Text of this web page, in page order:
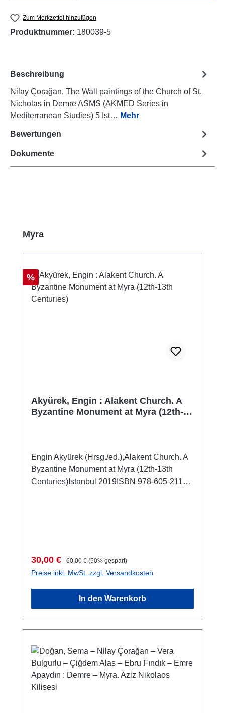
Zum Merkzettel hinzufügen
Produktnummer: 180039-5
Beschreibung
Nilay Çorağan, The Wall paintings of the Church of St.
Nicholas in Demre ASMS (AKMED Series in
Mediterranean Studies) 5 Ist… Mehr
Bewertungen
Dokumente
Produktgalerie überspringen
Myra
Rabatt
%
Akyürek, Engin : Alakent Church. A
Byzantine Monument at Myra (12th-
Engin Akyürek (Hrsg./ed.),Alakent Church. A
Byzantine Monument at Myra (12th-13th
Centuries)Istanbul 2019ISBN 978-605-2116-
Verkaufspreis:
30,00 € Regulärer Preis:
60,00 € (50% gespart)
Preise inkl. MwSt. zzgl. Versandkosten
In den Warenkorb